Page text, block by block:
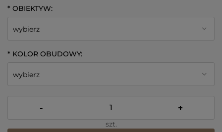
* OBIEKTYW:
* KOLOR OBUDOWY:
- +
szt.